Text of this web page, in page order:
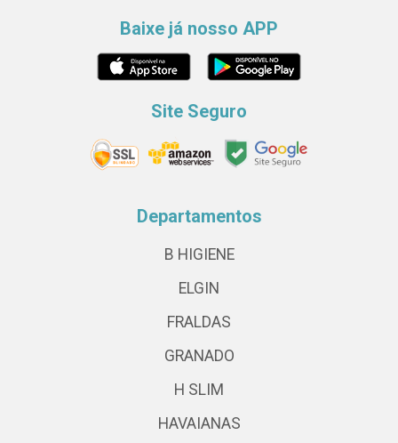
Baixe já nosso APP
Site Seguro
Departamentos
B HIGIENE
ELGIN
FRALDAS
GRANADO
H SLIM
HAVAIANAS